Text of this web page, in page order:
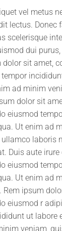
vel metus
lectus. Donec
scelerisque
dui
dolor sit amet,
ad minim
dolor sit
eiusmod
Ut enim ad
laboris
Duis aute irure
eiusmod
Ut enim ad
Rem ipsum
eiusmod r
ut labore
veniam,